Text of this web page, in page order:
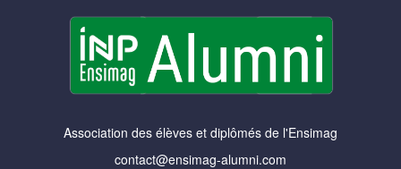
Association des élèves et diplômés de l'Ensimag
contact@ensimag-alumni.com